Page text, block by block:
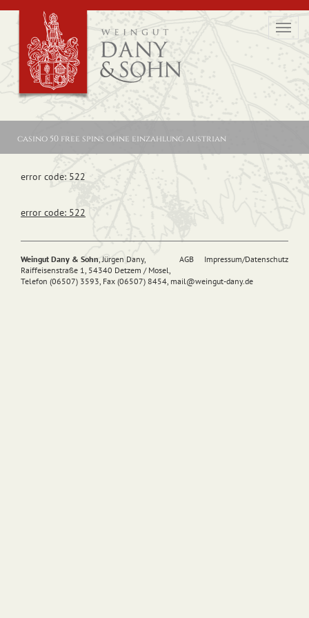
casino 50 free spins ohne einzahlung austrian
error code: 522
error code: 522
AGB Impressum/Datenschutz
Weingut Dany & Sohn, Jürgen Dany,
Raiffeisenstraße 1, 54340 Detzem / Mosel,
Telefon (06507) 3593, Fax (06507) 8454, mail@weingut-dany.de